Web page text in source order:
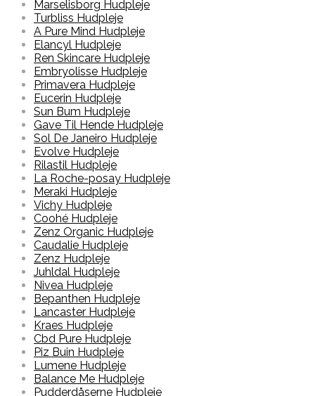
Marselisborg Hudpleje
Turbliss Hudpleje
A Pure Mind Hudpleje
Elancyl Hudpleje
Ren Skincare Hudpleje
Embryolisse Hudpleje
Primavera Hudpleje
Eucerin Hudpleje
Sun Bum Hudpleje
Gave Til Hende Hudpleje
Sol De Janeiro Hudpleje
Evolve Hudpleje
Rilastil Hudpleje
La Roche-posay Hudpleje
Meraki Hudpleje
Vichy Hudpleje
Coohé Hudpleje
Zenz Organic Hudpleje
Caudalie Hudpleje
Zenz Hudpleje
Juhldal Hudpleje
Nivea Hudpleje
Bepanthen Hudpleje
Lancaster Hudpleje
Kraes Hudpleje
Cbd Pure Hudpleje
Piz Buin Hudpleje
Lumene Hudpleje
Balance Me Hudpleje
Pudderdåserne Hudpleje